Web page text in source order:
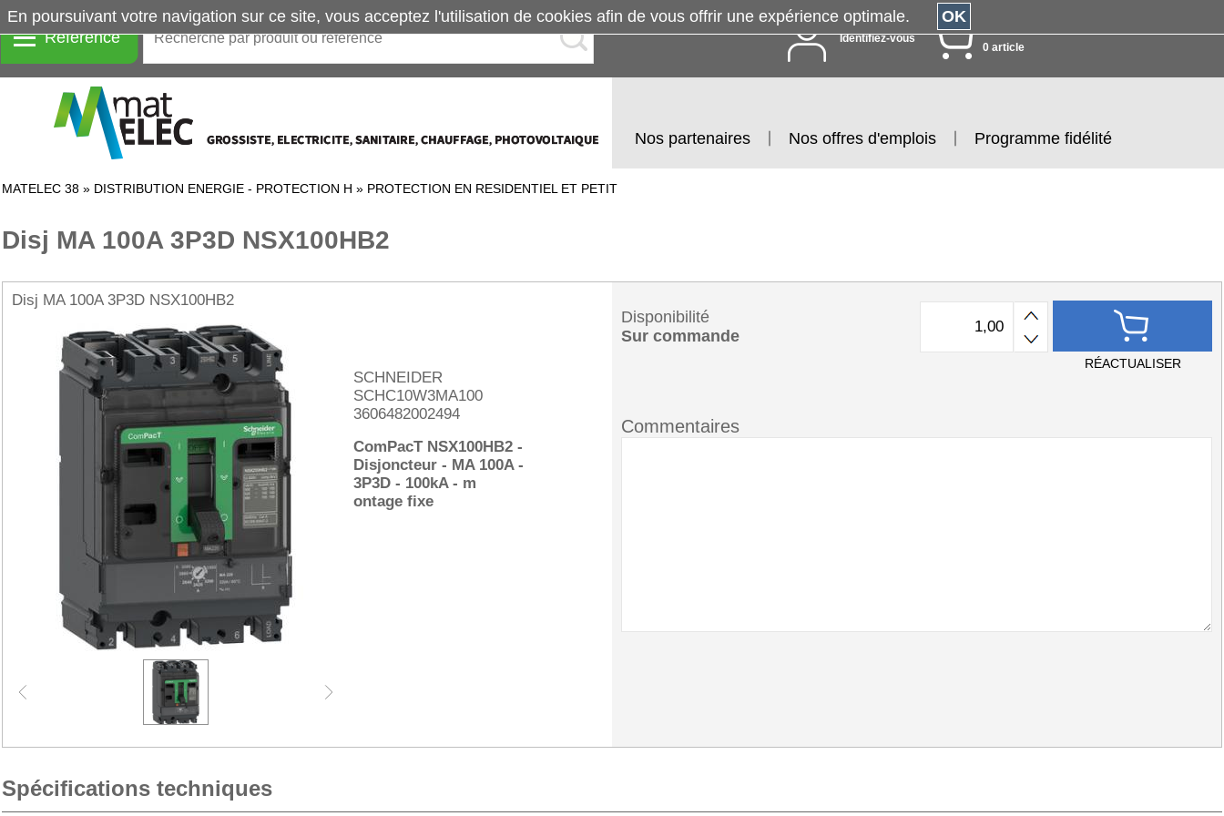
Référence Identifiez-vous
0 article
Nos partenaires Nos offres d'emplois Programme fidélité
MATELEC 38 » DISTRIBUTION ENERGIE - PROTECTION H » PROTECTION EN RESIDENTIEL ET PETIT
Disj MA 100A 3P3D NSX100HB2
Disj MA 100A 3P3D NSX100HB2
SCHNEIDER
SCHC10W3MA100
3606482002494
ComPacT NSX100HB2 -
Disjoncteur - MA 100A -
3P3D - 100kA - m
ontage fixe
Disponibilité
Sur commande
RÉACTUALISER
Commentaires
Spécifications techniques
En poursuivant votre navigation sur ce site, vous acceptez l'utilisation de cookies afin de vous offrir une expérience optimale. OK